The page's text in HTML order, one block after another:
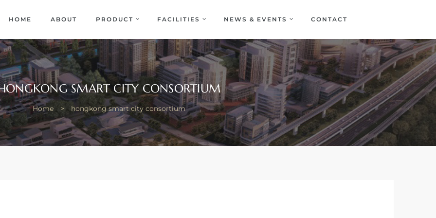
HOME ABOUT PRODUCT FACILITIES NEWS & EVENTS CONTACT
SMART CITY CONSORTIUM
Home > hongkong smart city consortium